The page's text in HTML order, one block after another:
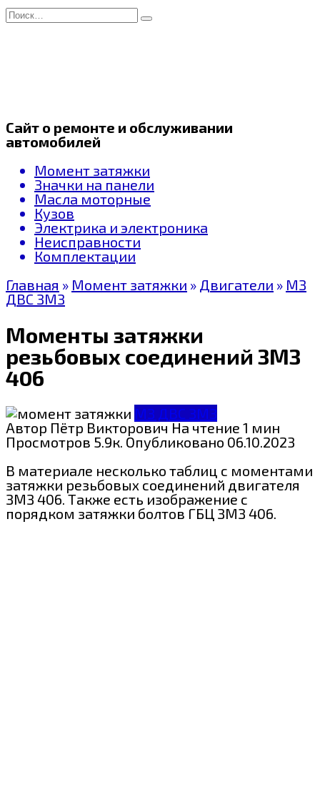
Перейти
к
Search
for:
Сайт о ремонте и обслуживании
автомобилей
Момент затяжки
Значки на панели
Масла моторные
Кузов
Электрика и электроника
Неисправности
Комплектации
Главная » Момент затяжки » Двигатели » МЗ
ДВС ЗМЗ
Моменты затяжки
резьбовых соединений ЗМЗ
406
МЗ ДВС ЗМЗ
Автор Пётр ВикторовичНа чтение 1 мин
Просмотров 5.9к. Опубликовано 06.10.2023
В материале несколько таблиц с моментами
затяжки резьбовых соединений двигателя
ЗМЗ 406. Также есть изображение с
порядком затяжки болтов ГБЦ ЗМЗ 406.